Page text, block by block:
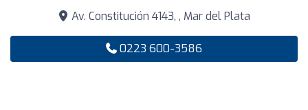
Av. Constitución 4143, , Mar del Plata
0223 600-3586